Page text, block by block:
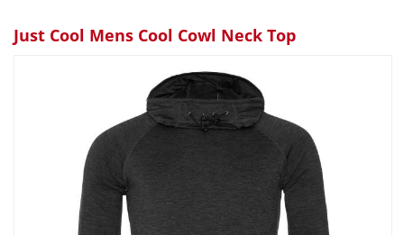
Just Cool Mens Cool Cowl Neck Top